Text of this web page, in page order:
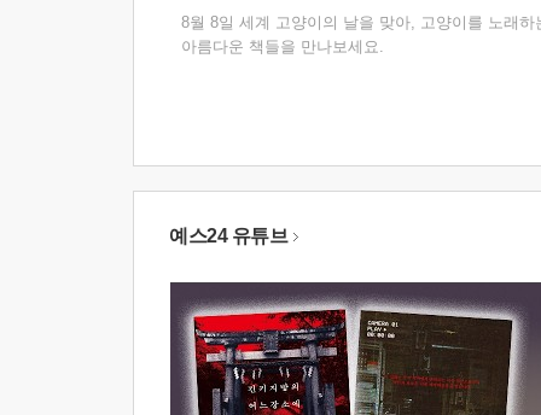
8월 8일 세계 고양이의 날을 맞아, 고양이를 노래하
아름다운 책들을 만나보세요.
예스24 유튜브